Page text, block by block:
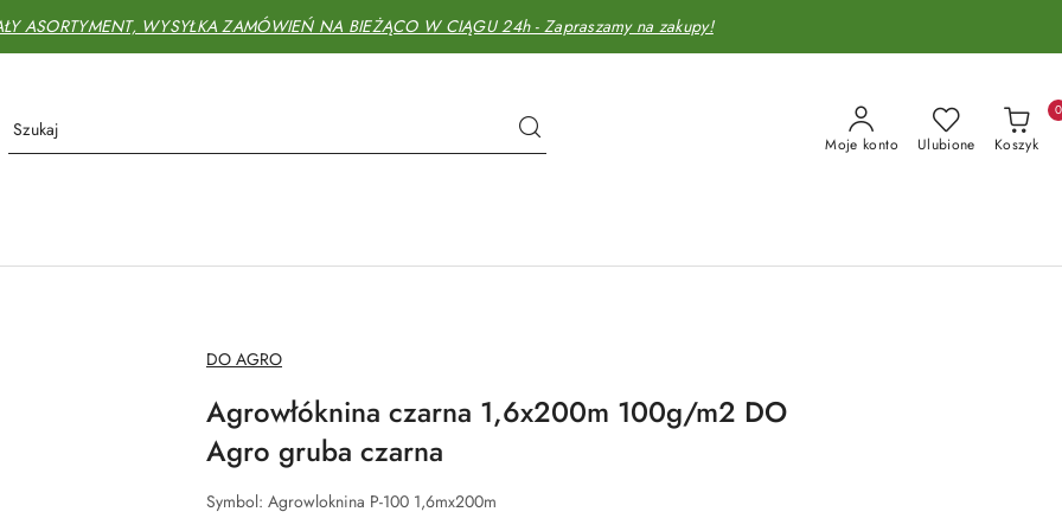
ASORTYMENT, WYSYŁKA ZAMÓWIEŃ NA BIEŻĄCO W CIĄGU 24h - Zapraszamy na zakupy!
Moje konto Ulubione Koszyk
0
NAZWA
PRODUCENTA:
DO AGRO
Agrowłóknina czarna 1,6x200m 100g/m2 DO
Agro gruba czarna
Symbol: Agrowloknina P-100 1,6mx200m